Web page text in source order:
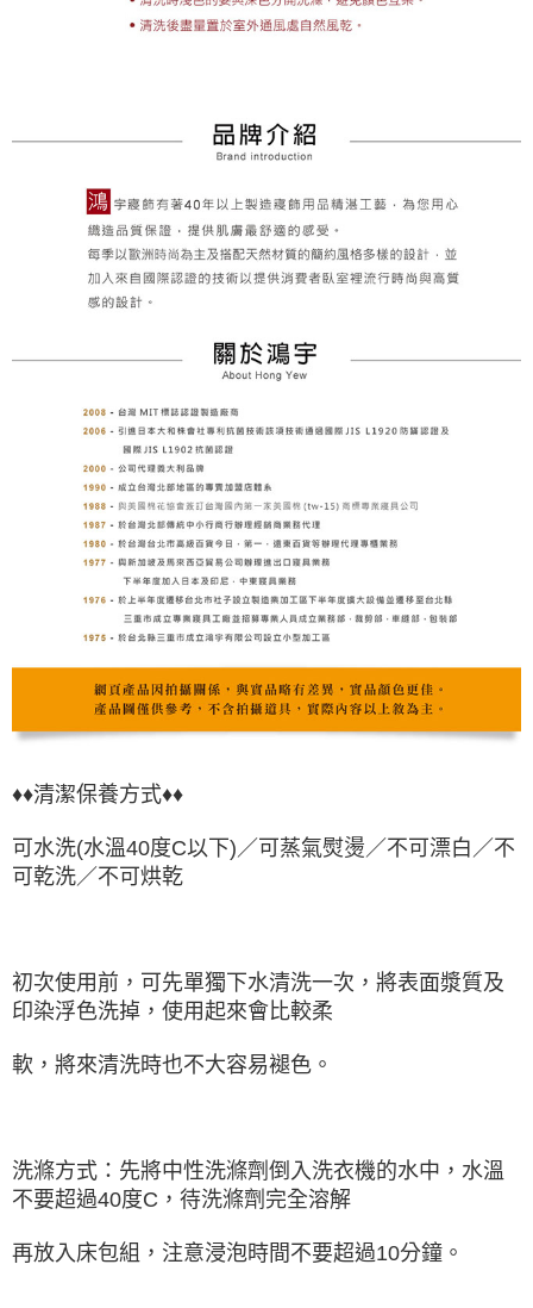
♦♦清潔保養方式♦♦
可水洗(水溫40度C以下)／可蒸氣熨燙／不可漂白／不
可乾洗／不可烘乾
初次使用前，可先單獨下水清洗一次，將表面漿質及
印染浮色洗掉，使用起來會比較柔
軟，將來清洗時也不大容易褪色。
洗滌方式：先將中性洗滌劑倒入洗衣機的水中，水溫
不要超過40度C，待洗滌劑完全溶解
再放入床包組，注意浸泡時間不要超過10分鐘。